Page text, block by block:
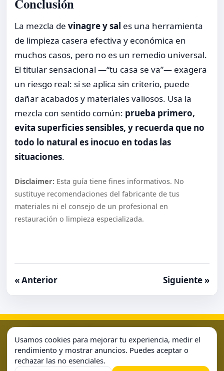
La mezcla de vinagre y sal es una herramienta
de limpieza casera efectiva y económica en
muchos casos, pero no es un remedio universal.
El titular sensacional —“tu casa se va”— exagera
un riesgo real: si se aplica sin criterio, puede
dañar acabados y materiales valiosos. Usa la
mezcla con sentido común: prueba primero,
evita superficies sensibles, y recuerda que no
todo lo natural es inocuo en todas las
situaciones.
Disclaimer: Esta guía tiene fines informativos. No
sustituye recomendaciones del fabricante de tus
materiales ni el consejo de un profesional en
restauración o limpieza especializada.
« Anterior Siguiente »
Política de CookiesPolítica de PrivacidadSample Page
Sample Page
Usamos cookies para mejorar tu experiencia, medir el
rendimiento y mostrar anuncios. Puedes aceptar o
rechazar las no esenciales.